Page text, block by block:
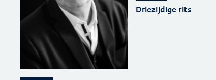
Driezijdige rits